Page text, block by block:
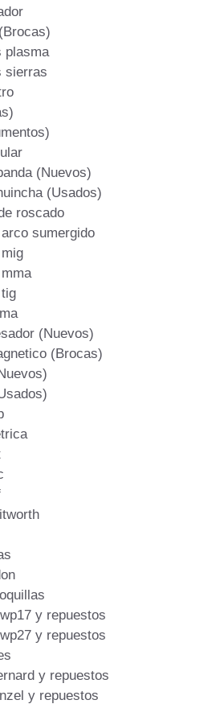
plasma
sierras
(Nuevos)
(Usados)
roscado
sumergido
(Nuevos)
(Brocas)
y repuestos
y repuestos
y repuestos
y repuestos